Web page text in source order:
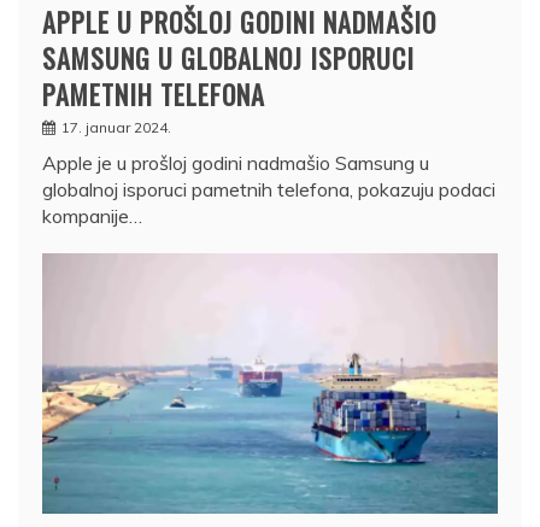
APPLE U PROŠLOJ GODINI NADMAŠIO
SAMSUNG U GLOBALNOJ ISPORUCI
PAMETNIH TELEFONA
17. januar 2024.
Apple je u prošloj godini nadmašio Samsung u
globalnoj isporuci pametnih telefona, pokazuju podaci
kompanije…